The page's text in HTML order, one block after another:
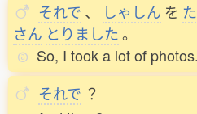
それで 、 しゃしん を
さん とりました。
So, I took a lot of photos.
それで ？